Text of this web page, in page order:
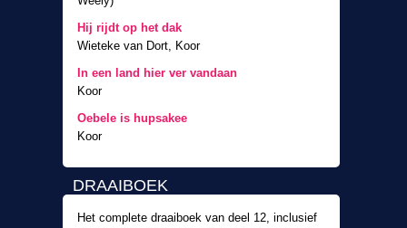
Hij rijdt op het dak
Wieteke van Dort, Koor
In een land hier ver vandaan
Koor
Oebele is hupsakee
Koor
DRAAIBOEK
Het complete draaiboek van deel 12, inclusief